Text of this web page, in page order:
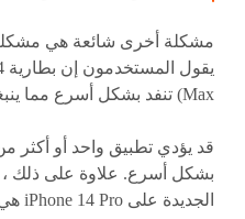
Max) تنفد بشكل أسرع مما ينبغي.
قد يؤدي تطبيق واحد أو أكثر
الجديدة على iPhone 14 Pro هي السبب أيضًا.